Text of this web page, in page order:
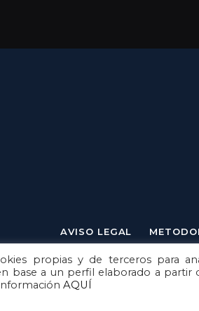
AVISO LEGAL
propias y de terceros para
base a un perfil elaborado a partir
AQUÍ